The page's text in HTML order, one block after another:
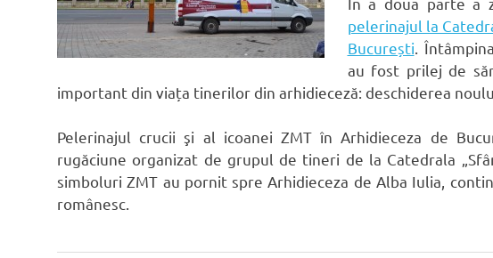
pelerinajul la
București .
au fost prilej de
important din viața tinerilor din arhidieceză: deschiderea
Pelerinajul crucii şi al icoanei ZMT în Arhidieceza de
rugăciune organizat de grupul de tineri de la Catedrala
simboluri ZMT au pornit spre Arhidieceza de Alba Iulia,
românesc.